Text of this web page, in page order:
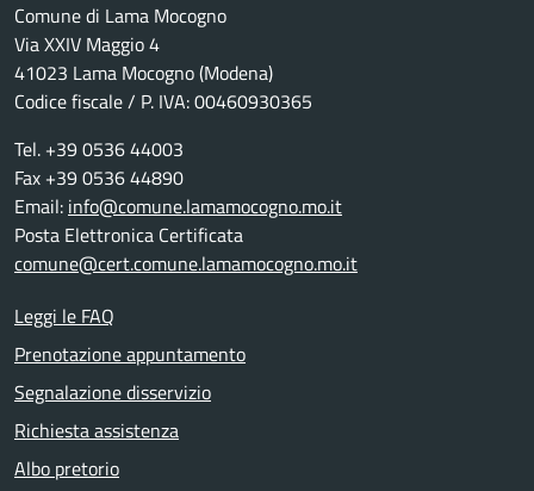
Comune di Lama Mocogno
Via XXIV Maggio 4
41023 Lama Mocogno (Modena)
Codice fiscale / P. IVA: 00460930365
Tel. +39 0536 44003
Fax +39 0536 44890
Email: info@comune.lamamocogno.mo.it
Posta Elettronica Certificata
comune@cert.comune.lamamocogno.mo.it
Leggi le FAQ
Prenotazione appuntamento
Segnalazione disservizio
Richiesta assistenza
Albo pretorio